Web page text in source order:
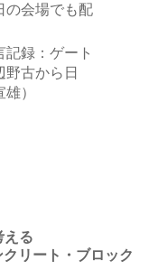
の会場でも配
録：ゲート
古から日
）
える
リート・ブロック